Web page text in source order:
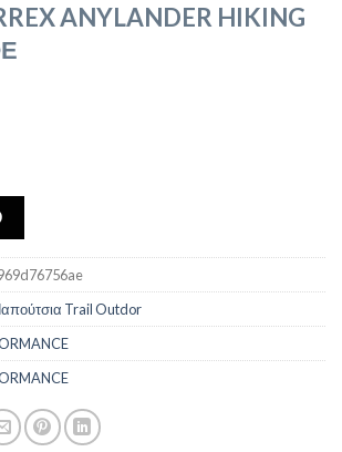
ANYLANDER HIKING
Trail Outdor